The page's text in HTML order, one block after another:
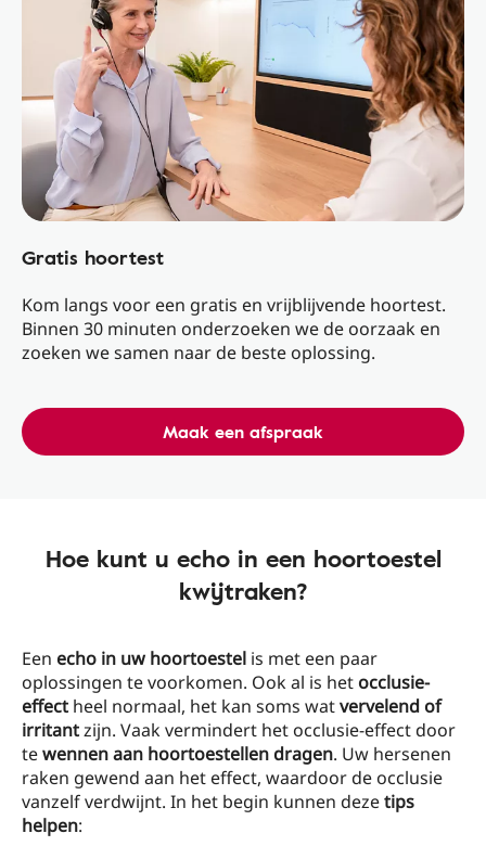
Gratis hoortest
Kom langs voor een gratis en vrijblijvende hoortest.
Binnen 30 minuten onderzoeken we de oorzaak en
zoeken we samen naar de beste oplossing.
Maak een afspraak
Hoe kunt u echo in een hoortoestel
kwijtraken?
Een echo in uw hoortoestel is met een paar
oplossingen te voorkomen. Ook al is het occlusie-
effect heel normaal, het kan soms watvervelend of
irritantzijn. Vaak vermindert het occlusie-effect door
tewennen aan hoortoestellen dragen. Uw hersenen
raken gewend aan het effect, waardoor de occlusie
vanzelf verdwijnt. In het begin kunnen dezetips
helpen: